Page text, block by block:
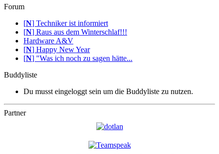
Forum
[N] Techniker ist informiert
[N] Raus aus dem Winterschlaf!!!
Hardware A&V
[N] Happy New Year
[N] "Was ich noch zu sagen hätte...
Buddyliste
Du musst eingeloggt sein um die Buddyliste zu nutzen.
Partner